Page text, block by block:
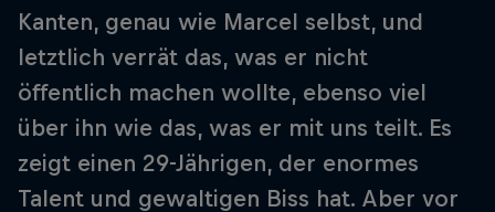
Kanten, genau wie Marcel selbst, und
letztlich verrät das, was er nicht
öffentlich machen wollte, ebenso viel
über ihn wie das, was er mit uns teilt. Es
zeigt einen 29-Jährigen, der enormes
Talent und gewaltigen Biss hat. Aber vor